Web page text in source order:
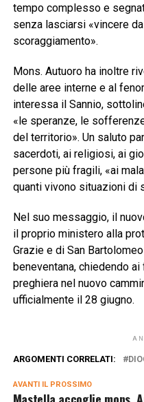
tempo complesso e
senza lasciarsi «vincere
scoraggiamento».
Mons. Autuoro ha inoltre
delle aree interne e al
interessa il Sannio,
«le speranze, le
del territorio». Un saluto
sacerdoti, ai religiosi, ai
persone più fragili, «ai
quanti vivono situazioni di
Nel suo messaggio, il
il proprio ministero alla
Grazie e di San
beneventana, chiedendo
preghiera nel nuovo
ufficialmente il 28 giugno.
ARGOMENTI CORRELATI:
AVANTI IL ​​PROSSIMO